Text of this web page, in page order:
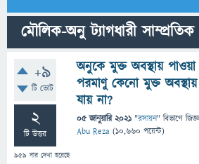
মৌলিক-অনু ট্যাগধারী সাম্প্রতিক
+9
টি ভোট
2
টি উত্তর
959 বার দেখা হয়েছে
অনুকে মুক্ত অবস্থায়
পরমাণু কেনো মুক্ত
যায় না?
05 জানুয়ারি 2021 "রসায়ন" বিভাগে
Abu Reza (10,660 পয়েন্ট)